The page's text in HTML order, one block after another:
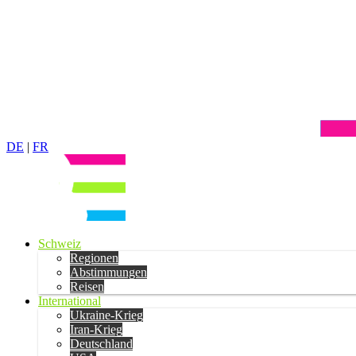
DE | FR
Schweiz
Regionen
Abstimmungen
Reisen
International
Ukraine-Krieg
Iran-Krieg
Deutschland